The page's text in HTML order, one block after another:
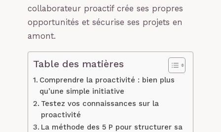
collaborateur proactif crée ses propres
opportunités et sécurise ses projets en
amont.
Table des matières
Comprendre la proactivité : bien plus
qu’une simple initiative
Testez vos connaissances sur la
proactivité
La méthode des 5 P pour structurer sa